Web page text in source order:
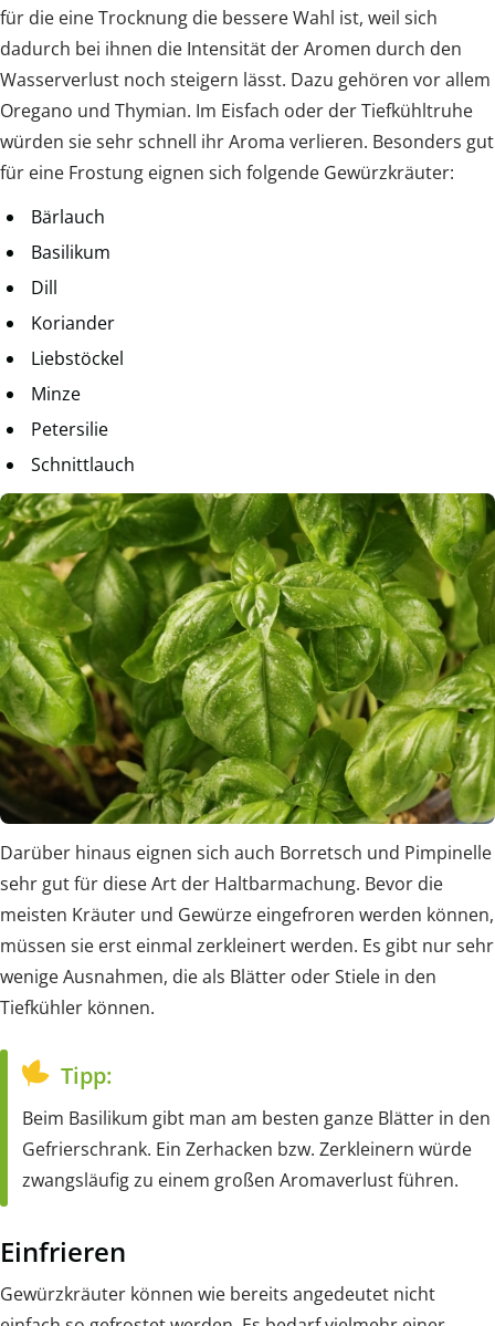
für die eine Trocknung die bessere Wahl ist, weil sich
dadurch bei ihnen die Intensität der Aromen durch den
Wasserverlust noch steigern lässt. Dazu gehören vor allem
Oregano und Thymian. Im Eisfach oder der Tiefkühltruhe
würden sie sehr schnell ihr Aroma verlieren. Besonders gut
für eine Frostung eignen sich folgende Gewürzkräuter:
Bärlauch
Basilikum
Dill
Koriander
Liebstöckel
Minze
Petersilie
Schnittlauch
Darüber hinaus eignen sich auch Borretsch und Pimpinelle
sehr gut für diese Art der Haltbarmachung. Bevor die
meisten Kräuter und Gewürze eingefroren werden können,
müssen sie erst einmal zerkleinert werden. Es gibt nur sehr
wenige Ausnahmen, die als Blätter oder Stiele in den
Tiefkühler können.
Tipp:
Beim Basilikum gibt man am besten ganze Blätter in den
Gefrierschrank. Ein Zerhacken bzw. Zerkleinern würde
zwangsläufig zu einem großen Aromaverlust führen.
Einfrieren
Gewürzkräuter können wie bereits angedeutet nicht